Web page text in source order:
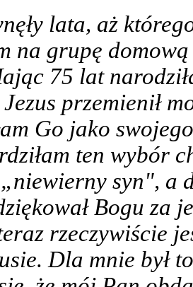
lata, aż
na grupę
75 lat
przemienił
Go jako
ten wybór
syn", a
Bogu za
rzeczywiście
Dla mnie był